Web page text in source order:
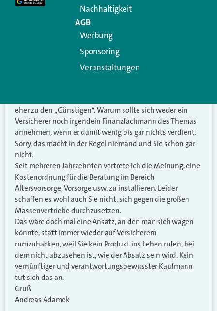
unabhängig davon, dass mir Ihr teilweise unqualifiziertes
Geschimpfe mächtig auf den Geist geht, habe ich mal ein
ganz pragmatische Anregung in der Sache: Erarbeiten Sie
mit denjenigen, welche die PEPP-Grundlagen geschaffen
haben, doch mal eine konstruktive Lösung, wie die
Menschen, die das Thema beraten sollen, vergütet
eher zu den „Günstigen“. Warum sollte sich weder ein
Versicherer noch irgendein Finanzfachmann des Themas
annehmen, wenn er damit wenig bis gar nichts verdient.
Sorry, das macht in der Regel niemand und Sie schon gar
nicht.
Seit mehreren Jahrzehnten vertrete ich die Meinung, eine
Kostenordnung für die Beratung im Bereich
Altersvorsorge, Vorsorge usw. zu installieren. Leider
schaffen es wohl auch Sie nicht, sich gegen die großen
Massenvertriebe durchzusetzen.
Das wäre doch mal eine Ansatz, an den man sich wagen
könnte, statt immer wieder auf Versicherern
rumzuhacken, weil Sie kein Produkt ins Leben rufen, bei
dem nicht abzusehen ist, wie der Absatz sein wird. Kein
vernünftiger und verantwortungsbewusster Kaufmann
tut sich das an.
Gruß
Andreas Adamek
Nachhaltigkeit
AGB
Werbung
Sponsoring
Veranstaltungen